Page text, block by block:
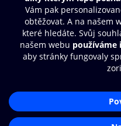
Další zábava
© O2 Czech Republic a.s.
Zásady zpracování